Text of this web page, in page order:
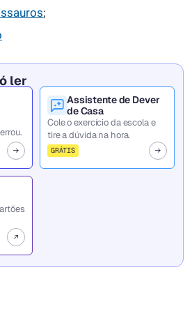
;
ler
Assistente de Dever
de Casa
Cole o exercício da escola e
tire a dúvida na hora.
GRÁTIS